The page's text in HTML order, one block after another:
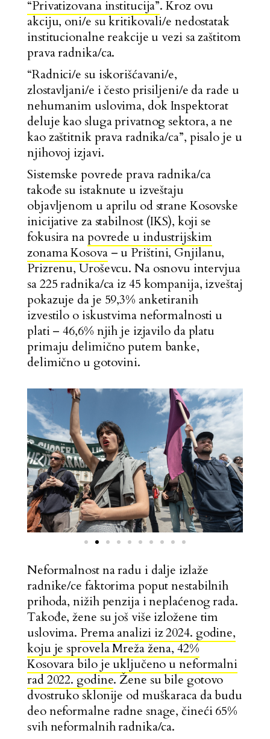
“Privatizovana institucija”. Kroz ovu
akciju, oni/e su kritikovali/e nedostatak
institucionalne reakcije u vezi sa zaštitom
prava radnika/ca.
“Radnici/e su iskorišćavani/e,
zlostavljani/e i često prisiljeni/e da rade u
nehumanim uslovima, dok Inspektorat
deluje kao sluga privatnog sektora, a ne
kao zaštitnik prava radnika/ca”, pisalo je u
njihovoj izjavi.
Sistemske povrede prava radnika/ca
takođe su istaknute u izveštaju
objavljenom u aprilu od strane Kosovske
inicijative za stabilnost (IKS), koji se
fokusira napovrede u industrijskim
zonama Kosova– u Prištini, Gnjilanu,
Prizrenu, Uroševcu. Na osnovu intervjua
sa 225 radnika/ca iz 45 kompanija, izveštaj
pokazuje da je 59,3% anketiranih
izvestilo o iskustvima neformalnosti u
plati – 46,6% njih je izjavilo da platu
primaju delimično putem banke,
delimično u gotovini.
Neformalnost na radu i dalje izlaže
radnike/ce faktorima poput nestabilnih
prihoda, nižih penzija i neplaćenog rada.
Takođe, žene su još više izložene tim
uslovima. Prema analizi iz 2024. godine,
koju je sprovela Mreža žena, 42%
Kosovara bilo je uključeno u neformalni
rad 2022. godine. Žene su bile gotovo
dvostruko sklonije od muškaraca da budu
deo neformalne radne snage, čineći 65%
svih neformalnih radnika/ca.